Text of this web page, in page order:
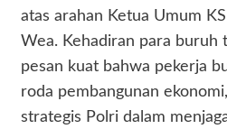
atas arahan Ketua Umum
Wea. Kehadiran para buruh
pesan kuat bahwa pekerja
roda pembangunan
strategis Polri dalam